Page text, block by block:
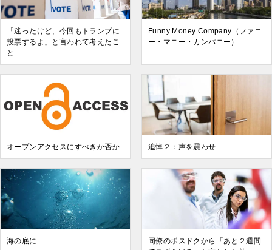
「迷ったけど、今回もトランプに
投票するよ」と言われて考えたこ
と
Funny Money Company（ファニ
ー・マニー・カンパニー）
オープンアクセスにすべきか否か 追悼２：声を震わせ
海の底に
同僚のポスドクから「あと２週間